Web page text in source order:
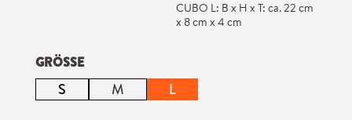
CUBO L: B x H x T: ca. 22 cm
x 8 cm x 4 cm
GRÖSSEauswählen
S(Diese Option ist zurzeit nicht verfügbar.)
M L